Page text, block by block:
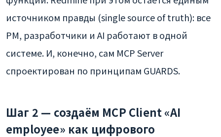
источником правды (single source of truth): все
PM, разработчики и AI работают в одной
системе. И, конечно, сам MCP Server
спроектирован по принципам GUARDS.
Шаг 2 — создаём MCP Client «AI
employee» как цифрового